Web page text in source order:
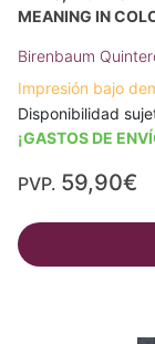
MEANING IN
Birenbaum
Impresión bajo
Disponibilidad
¡GASTOS DE
PVP. 59,90€